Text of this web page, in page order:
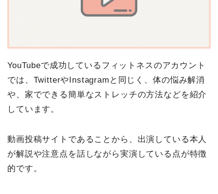
YouTubeで成功しているフィットネスのアカウント
では、TwitterやInstagramと同じく、体の悩み解消
や、家でできる簡単なストレッチの方法などを紹介
しています。
動画投稿サイトであることから、出演している本人
が解説や注意点を話しながら実演している点が特徴
的です。